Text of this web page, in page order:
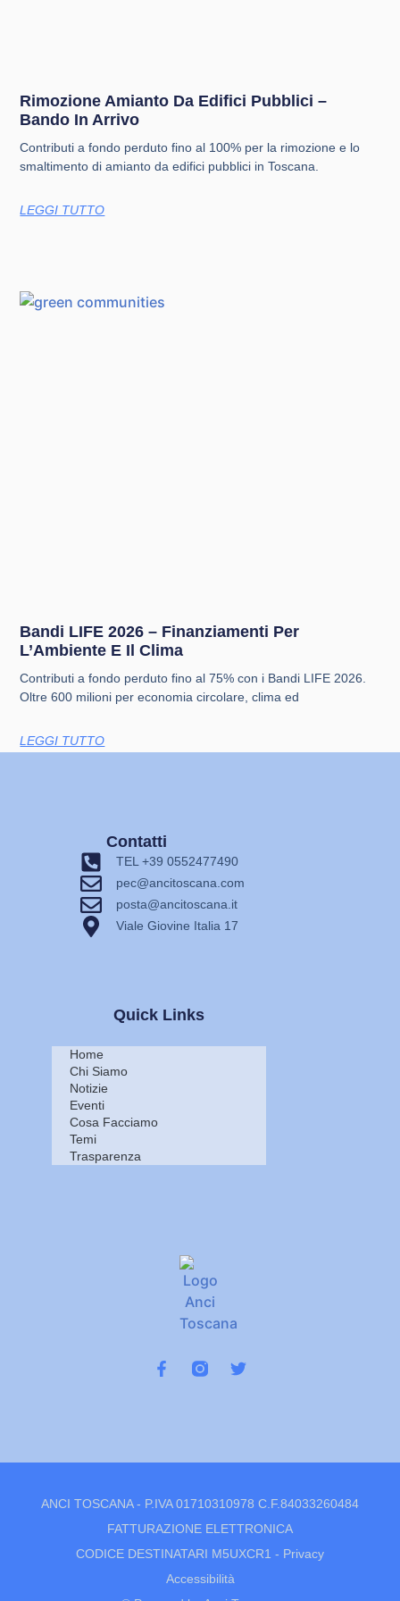
Rimozione Amianto Da Edifici Pubblici –
Bando In Arrivo
Contributi a fondo perduto fino al 100% per la rimozione e lo
smaltimento di amianto da edifici pubblici in Toscana.
LEGGI TUTTO
Bandi LIFE 2026 – Finanziamenti Per
L’Ambiente E Il Clima
Contributi a fondo perduto fino al 75% con i Bandi LIFE 2026.
Oltre 600 milioni per economia circolare, clima ed
LEGGI TUTTO
Quick Links
Home
Chi Siamo
Notizie
Eventi
Cosa Facciamo
Temi
Trasparenza
Contatti
TEL +39 0552477490
pec@ancitoscana.com
posta@ancitoscana.it
Viale Giovine Italia 17
ANCI TOSCANA - P.IVA 01710310978 C.F.84033260484
FATTURAZIONE ELETTRONICA
CODICE DESTINATARI M5UXCR1 - Privacy
Accessibilità